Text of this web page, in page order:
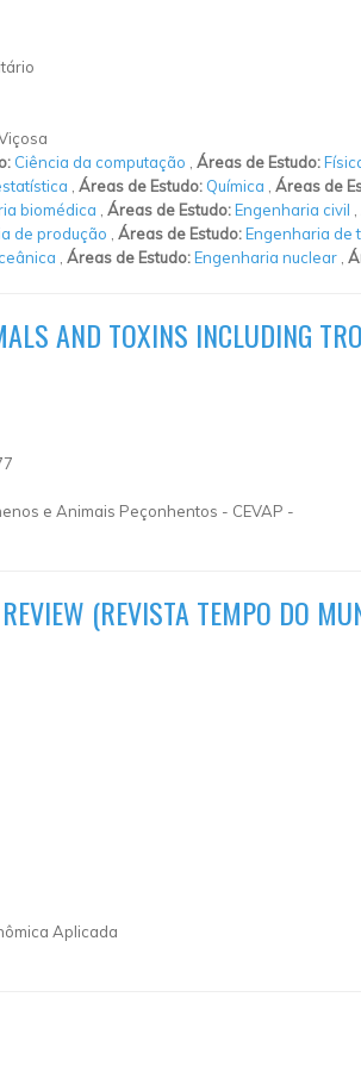
Ciência da computação , Áreas de Estudo:
, Áreas de Estudo: Química , Áreas de
biomédica , Áreas de Estudo:Engenharia civil ,
de produção , Áreas de Estudo:Engenharia de
, Áreas de Estudo:Engenharia nuclear ,
AND TOXINS INCLUDING
e Animais Peçonhentos - CEVAP -
(REVISTA TEMPO DO
Aplicada